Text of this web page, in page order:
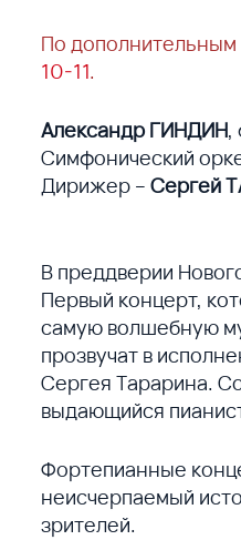
По
10-11.
Александр ГИНДИН,
Симфонический
Дирижер – Сергей
В преддверии
Первый концерт,
самую волшебную
прозвучат в
Сергея Тарарина.
выдающийся
Фортепианные
неисчерпаемый
зрителей.